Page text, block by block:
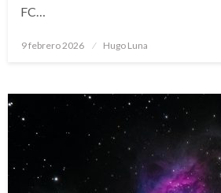
FC…
Publicado
9 febrero 2026 Hugo Luna